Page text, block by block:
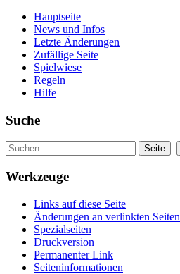
Hauptseite
News und Infos
Letzte Änderungen
Zufällige Seite
Spielwiese
Regeln
Hilfe
Suche
Werkzeuge
Links auf diese Seite
Änderungen an verlinkten Seiten
Spezialseiten
Druckversion
Permanenter Link
Seiteninformationen